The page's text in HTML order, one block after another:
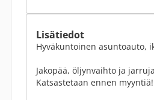
Lisätiedot
Hyväkuntoinen asuntoauto,
Jakopää, öljynvaihto ja
Katsastetaan ennen myyntiä!